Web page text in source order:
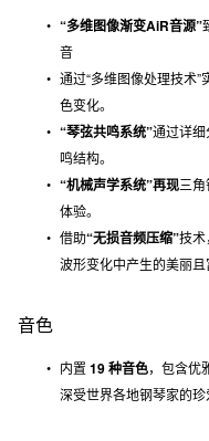
“多维图像渐变AiR音源”
音
通过“多维图像处理技术
色变化。
“琴弦共鸣系统”通过详
鸣结构。
“机械声学系统”再现三角
体验。
借助“无损音频压缩”技术
波形变化中产生的美丽且
音色
内置 19 种音色，包含优
深受世界各地钢琴家的珍